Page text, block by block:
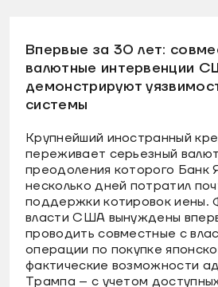
Впервые за 30 лет:
валютные интервенции
демонстрируют
системы
Крупнейший иностранный
переживает серьезный
преодоления которого Банк
несколько дней потратил
поддержки котировок иены.
власти США вынуждены
проводить совместные с
операции по покупке
фактические возможности
Трампа – с учетом